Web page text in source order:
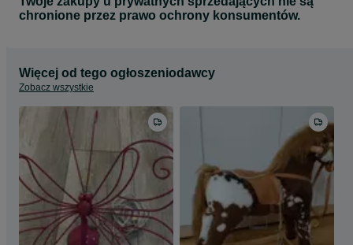
chronione przez prawo ochrony konsumentów.
Więcej od tego ogłoszeniodawcy
Zobacz wszystkie